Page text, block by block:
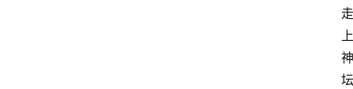
走
上
神
坛